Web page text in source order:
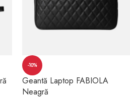
-10%
Geantă Laptop FABIOLA
Neagră